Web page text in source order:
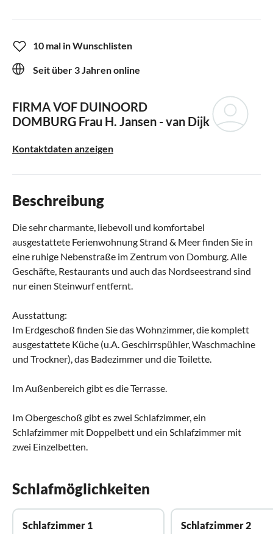
10 mal in Wunschlisten
Seit über 3 Jahren online
FIRMA VOF DUINOORD
DOMBURG Frau H. Jansen - van Dijk
Kontaktdaten anzeigen
Beschreibung
Die sehr charmante, liebevoll und komfortabel
ausgestattete Ferienwohnung Strand & Meer finden Sie in
eine ruhige Nebenstraße im Zentrum von Domburg. Alle
Geschäfte, Restaurants und auch das Nordseestrand sind
nur einen Steinwurf entfernt.
Ausstattung:
Im Erdgeschoß finden Sie das Wohnzimmer, die komplett
ausgestattete Küche (u.A. Geschirrspühler, Waschmachine
und Trockner), das Badezimmer und die Toilette.
Im Außenbereich gibt es die Terrasse.
Im Obergeschoß gibt es zwei Schlafzimmer, ein
Schlafzimmer mit Doppelbett und ein Schlafzimmer mit
zwei Einzelbetten.
Schlafmöglichkeiten
Schlafzimmer 1
Schlafzimmer 2